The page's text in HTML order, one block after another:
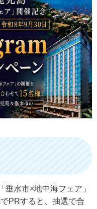
垂水市×地中海フェア」
PRすると、抽選で合